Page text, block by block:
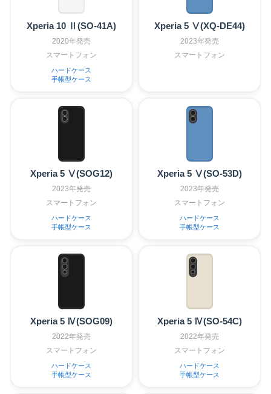
Xperia 10 Ⅱ(SO-41A)
2020年発売
スマートフォン
ハードケース
手帳型ケース
Xperia 5 Ⅴ(XQ-DE44)
2023年発売
スマートフォン
Xperia 5 Ⅴ(SOG12)
2023年発売
スマートフォン
ハードケース
手帳型ケース
Xperia 5 Ⅴ(SO-53D)
2023年発売
スマートフォン
ハードケース
手帳型ケース
Xperia 5 Ⅳ(SOG09)
2022年発売
スマートフォン
ハードケース
手帳型ケース
Xperia 5 Ⅳ(SO-54C)
2022年発売
スマートフォン
ハードケース
手帳型ケース